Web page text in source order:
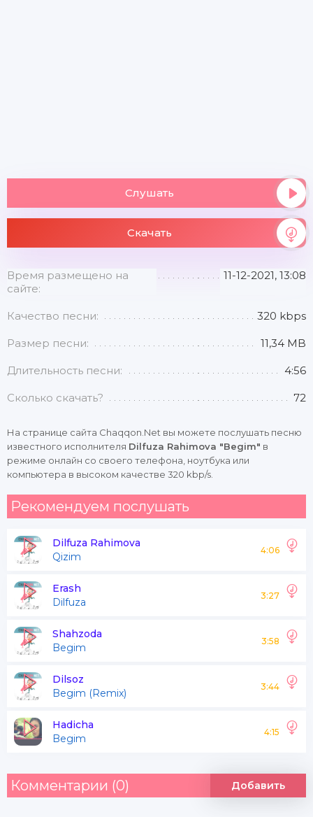
Слушать
Скачать
Время размещено на
сайте:
11-12-2021, 13:08
Качество песни: 320 kbps
Размер песни: 11,34 MB
Длительность песни: 4:56
Сколько скачать? 72
На странице сайта Chaqqon.Net вы можете послушать песню
известного исполнителя Dilfuza Rahimova "Begim" в
режиме онлайн со своего телефона, ноутбука или
компьютера в высоком качестве 320 kbp/s.
Рекомендуем послушать
Dilfuza Rahimova
Qizim
4:06
Erash
Dilfuza
3:27
Shahzoda
Begim
3:58
Dilsoz
Begim (Remix)
3:44
Hadicha
Begim
4:15
Комментарии (0) Добавить